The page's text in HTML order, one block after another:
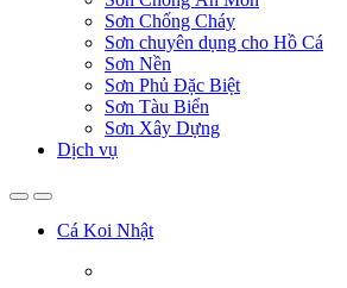
Sơn Chống Cháy
Sơn chuyên dụng cho Hồ Cá
Sơn Nền
Sơn Phủ Đặc Biệt
Sơn Tàu Biển
Sơn Xây Dựng
Dịch vụ
Cá Koi Nhật